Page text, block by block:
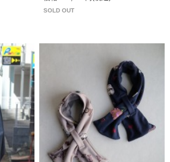
SOLD OUT